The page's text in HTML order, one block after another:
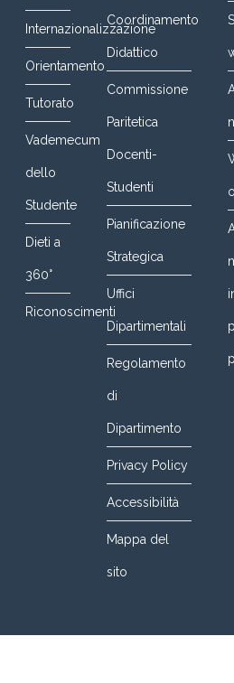
Internazionalizzazione
Orientamento
Tutorato
Vademecum
dello
Studente
Dieti a
360°
Riconoscimenti
Coordinamento
Didattico
Commissione
Paritetica
Docenti-
Studenti
Pianificazione
Strategica
Uffici
Dipartimentali
Regolamento
di
Dipartimento
Privacy Policy
Accessibilità
Mappa del
sito